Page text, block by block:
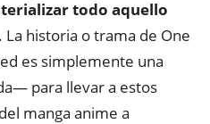
todo aquello
. La historia o trama de One
es simplemente una
para llevar a estos
manga anime a